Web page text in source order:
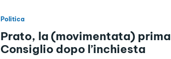
Politica
Prato, la (movimentata)
Consiglio dopo l’inchiesta